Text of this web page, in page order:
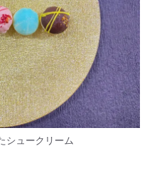
シュークリーム